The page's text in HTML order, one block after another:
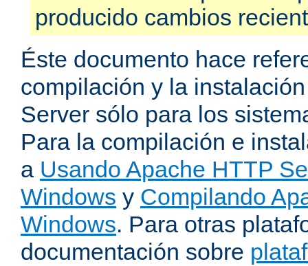
producido cambios
Éste documento hace
compilación y la
Server sólo para los
Para la compilación e
a Usando Apache HTTP
Windows y Compilando
Windows. Para otras
documentación sobre